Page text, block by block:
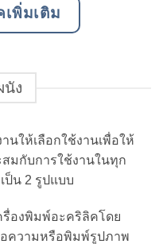
พิ่มเติม
นัง
นให้เลือกใช้งานเพื่อให้
มกับการใช้งานในทุก
ป็น 2 รูปแบบ
รื่องพิมพ์อะคริลิคโดย
ความหรือพิมพ์รูปภาพ